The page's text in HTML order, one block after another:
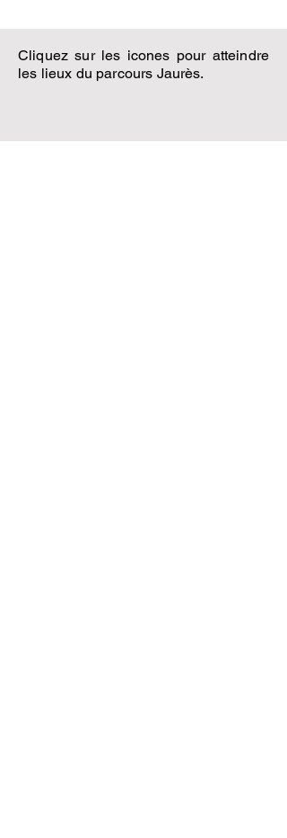
Cliquez sur les icones pour atteindre
les lieux du parcours Jaurès.